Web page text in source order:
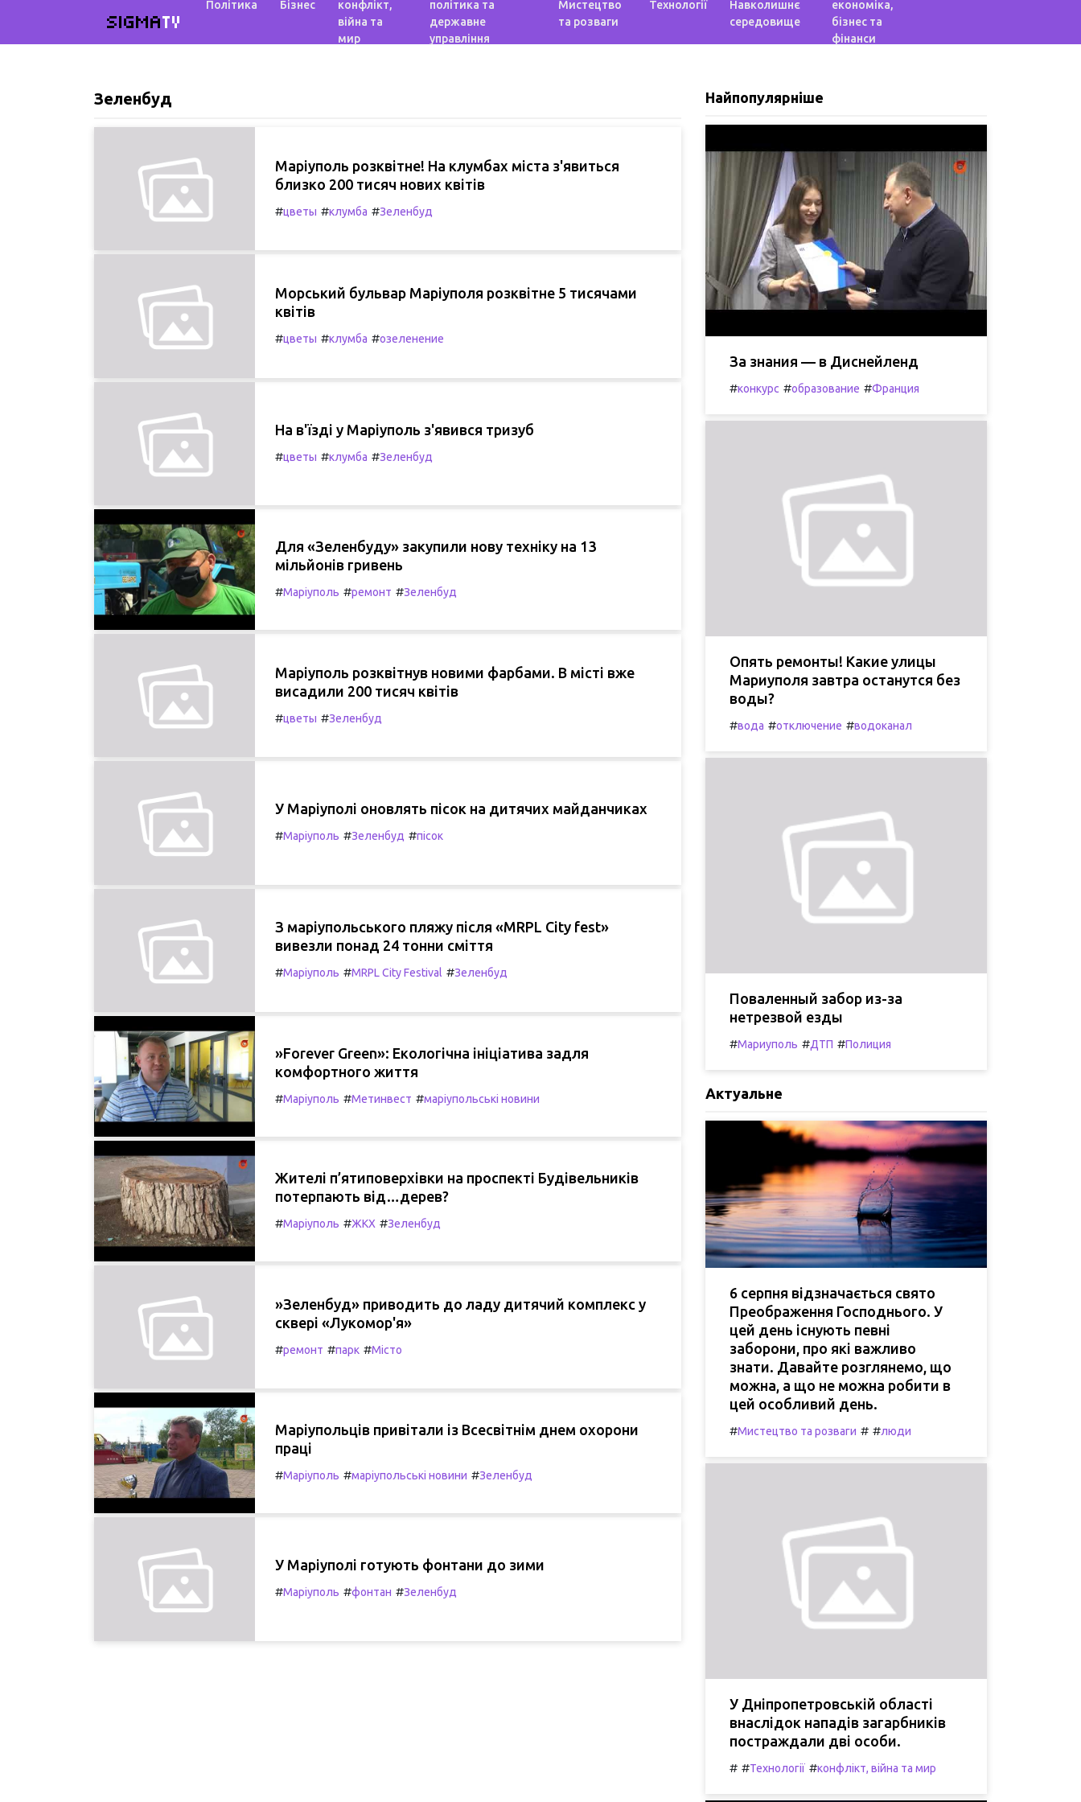
SIGMATV
Політика Бізнес
конфлікт,
війна та
мир
політика та
державне
управління
Мистецтво
та розваги
Технології
Навколишнє
середовище
економіка,
бізнес та
фінанси
Зеленбуд
Маріуполь розквітне! На клумбах міста з'явиться
близко 200 тисяч нових квітів
#цветы #клумба #Зеленбуд
Морський бульвар Маріуполя розквітне 5 тисячами
квітів
#цветы #клумба #озеленение
На в'їзді у Маріуполь з'явився тризуб
#цветы #клумба #Зеленбуд
Для «Зеленбуду» закупили нову техніку на 13
мільйонів гривень
#Маріуполь #ремонт #Зеленбуд
Маріуполь розквітнув новими фарбами. В місті вже
висадили 200 тисяч квітів
#цветы #Зеленбуд
У Маріуполі оновлять пісок на дитячих майданчиках
#Маріуполь #Зеленбуд #пісок
З маріупольського пляжу після «MRPL City fest»
вивезли понад 24 тонни сміття
#Маріуполь #MRPL City Festival #Зеленбуд
»Forever Green»: Екологічна ініціатива задля
комфортного життя
#Маріуполь #Метинвест #маріупольські новини
Жителі п’ятиповерхівки на проспекті Будівельників
потерпають від…дерев?
#Маріуполь #ЖКХ #Зеленбуд
»Зеленбуд» приводить до ладу дитячий комплекс у
сквері «Лукомор'я»
#ремонт #парк #Місто
Маріупольців привітали із Всесвітнім днем охорони
праці
#Маріуполь #маріупольські новини #Зеленбуд
У Маріуполі готують фонтани до зими
#Маріуполь #фонтан #Зеленбуд
Найпопулярніше
За знания — в Диснейленд
#конкурс #образование #Франция
Опять ремонты! Какие улицы
Мариуполя завтра останутся без
воды?
#вода #отключение #водоканал
Поваленный забор из-за
нетрезвой езды
#Мариуполь #ДТП #Полиция
Актуальне
6 серпня відзначається свято
Преображення Господнього. У
цей день існують певні
заборони, про які важливо
знати. Давайте розглянемо, що
можна, а що не можна робити в
цей особливий день.
#Мистецтво та розваги # #люди
У Дніпропетровській області
внаслідок нападів загарбників
постраждали дві особи.
# #Технології #конфлікт, війна та мир